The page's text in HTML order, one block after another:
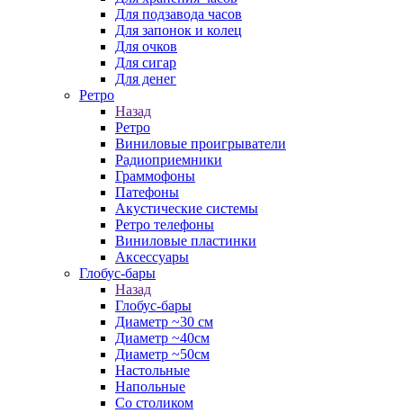
Для подзавода часов
Для запонок и колец
Для очков
Для сигар
Для денег
Ретро
Назад
Ретро
Виниловые проигрыватели
Радиоприемники
Граммофоны
Патефоны
Акустические системы
Ретро телефоны
Виниловые пластинки
Аксессуары
Глобус-бары
Назад
Глобус-бары
Диаметр ~30 см
Диаметр ~40см
Диаметр ~50см
Настольные
Напольные
Со столиком